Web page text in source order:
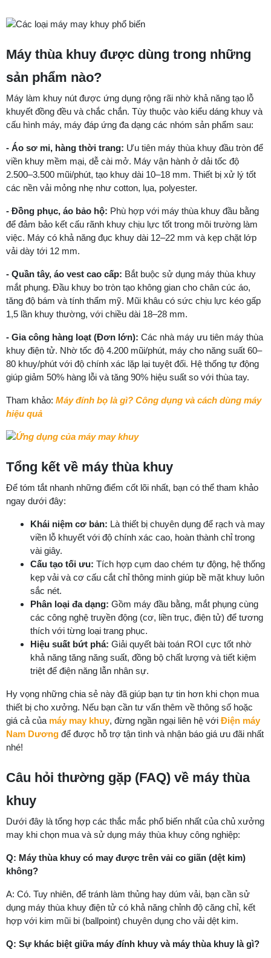
Máy thùa khuy được dùng trong những
sản phẩm nào?
Máy làm khuy nút được ứng dụng rộng rãi nhờ khả năng tạo lỗ
khuyết đồng đều và chắc chắn. Tùy thuộc vào kiểu dáng khuy và
cấu hình máy, máy đáp ứng đa dạng các nhóm sản phẩm sau:
- Áo sơ mi, hàng thời trang: Ưu tiên máy thùa khuy đầu tròn để
viền khuy mềm mại, dễ cài mở. Máy vận hành ở dải tốc độ
2.500–3.500 mũi/phút, tạo khuy dài 10–18 mm. Thiết bị xử lý tốt
các nền vải mỏng nhẹ như cotton, lụa, polyester.
- Đồng phục, áo bảo hộ: Phù hợp với máy thùa khuy đầu bằng
để đảm bảo kết cấu rãnh khuy chịu lực tốt trong môi trường làm
việc. Máy có khả năng đục khuy dài 12–22 mm và kẹp chặt lớp
vải dày tới 12 mm.
- Quần tây, áo vest cao cấp: Bắt buộc sử dụng máy thùa khuy
mắt phụng. Đầu khuy bo tròn tạo không gian cho chân cúc áo,
tăng độ bám và tính thẩm mỹ. Mũi khâu có sức chịu lực kéo gấp
1,5 lần khuy thường, với chiều dài 18–28 mm.
- Gia công hàng loạt (Đơn lớn): Các nhà máy ưu tiên máy thùa
khuy điện tử. Nhờ tốc độ 4.200 mũi/phút, máy cho năng suất 60–
80 khuy/phút với độ chính xác lặp lại tuyệt đối. Hệ thống tự động
giúp giảm 50% hàng lỗi và tăng 90% hiệu suất so với thùa tay.
Tham khảo: Máy đính bọ là gì? Công dụng và cách dùng máy
hiệu quả
Tổng kết về máy thùa khuy
Để tóm tắt nhanh những điểm cốt lõi nhất, bạn có thể tham khảo
ngay dưới đây:
Khái niệm cơ bản: Là thiết bị chuyên dụng để rạch và may
viền lỗ khuyết với độ chính xác cao, hoàn thành chỉ trong
vài giây.
Cấu tạo tối ưu: Tích hợp cụm dao chém tự động, hệ thống
kẹp vải và cơ cấu cắt chỉ thông minh giúp bề mặt khuy luôn
sắc nét.
Phân loại đa dạng: Gồm máy đầu bằng, mắt phụng cùng
các công nghệ truyền động (cơ, liền trục, điện tử) để tương
thích với từng loại trang phục.
Hiệu suất bứt phá: Giải quyết bài toán ROI cực tốt nhờ
khả năng tăng năng suất, đồng bộ chất lượng và tiết kiệm
triệt để điện năng lẫn nhân sự.
Hy vọng những chia sẻ này đã giúp bạn tự tin hơn khi chọn mua
thiết bị cho xưởng. Nếu bạn cần tư vấn thêm về thông số hoặc
giá cả của máy may khuy, đừng ngần ngại liên hệ với Điện máy
Nam Dương để được hỗ trợ tận tình và nhận báo giá ưu đãi nhất
nhé!
Câu hỏi thường gặp (FAQ) về máy thùa
khuy
Dưới đây là tổng hợp các thắc mắc phổ biến nhất của chủ xưởng
may khi chọn mua và sử dụng máy thùa khuy công nghiệp:
Q: Máy thùa khuy có may được trên vải co giãn (dệt kim)
không?
A: Có. Tuy nhiên, để tránh làm thủng hay dúm vải, bạn cần sử
dụng máy thùa khuy điện tử có khả năng chỉnh độ căng chỉ, kết
hợp với kim mũi bi (ballpoint) chuyên dụng cho vải dệt kim.
Q: Sự khác biệt giữa máy đính khuy và máy thùa khuy là gì?